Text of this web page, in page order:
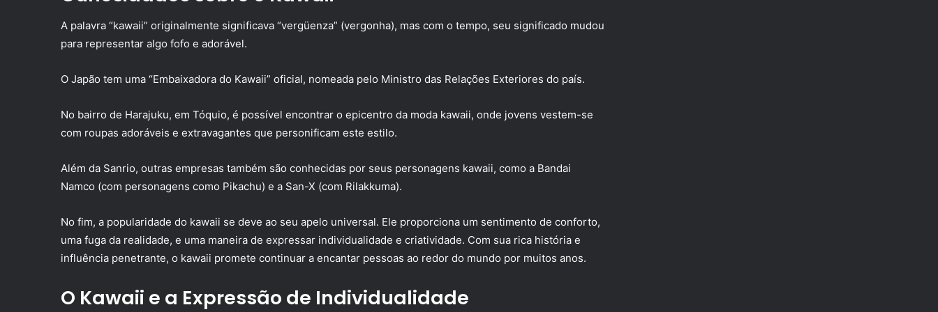
A palavra “kawaii” originalmente significava “vergüenza” (vergonha), mas com o tempo, seu significado mudou
para representar algo fofo e adorável.
O Japão tem uma “Embaixadora do Kawaii” oficial, nomeada pelo Ministro das Relações Exteriores do país.
No bairro de Harajuku, em Tóquio, é possível encontrar o epicentro da moda kawaii, onde jovens vestem-se
com roupas adoráveis e extravagantes que personificam este estilo.
Além da Sanrio, outras empresas também são conhecidas por seus personagens kawaii, como a Bandai
Namco (com personagens como Pikachu) e a San-X (com Rilakkuma).
No fim, a popularidade do kawaii se deve ao seu apelo universal. Ele proporciona um sentimento de conforto,
uma fuga da realidade, e uma maneira de expressar individualidade e criatividade. Com sua rica história e
influência penetrante, o kawaii promete continuar a encantar pessoas ao redor do mundo por muitos anos.
O Kawaii e a Expressão de Individualidade